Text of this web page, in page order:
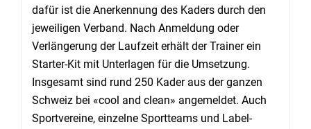
dafür ist die Anerkennung des Kaders durch den
jeweiligen Verband. Nach Anmeldung oder
Verlängerung der Laufzeit erhält der Trainer ein
Starter-Kit mit Unterlagen für die Umsetzung.
Insgesamt sind rund 250 Kader aus der ganzen
Schweiz bei «cool and clean» angemeldet. Auch
Sportvereine, einzelne Sportteams und Label-